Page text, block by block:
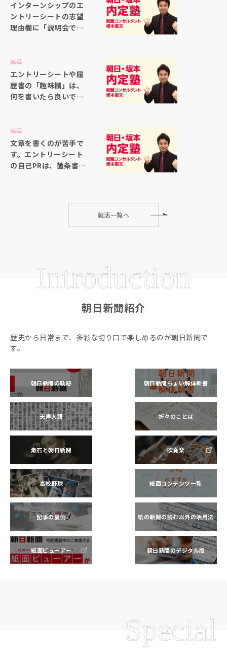
インターンシップのエ
ントリーシートの志望
理由欄に「説明会で聞
ても大丈夫ですか
就活
エントリーシートや履
歴書の「趣味欄」は、
何を書いたら良いでし
就活
文章を書くのが苦手で
す。エントリーシート
の自己PRは、箇条書き
就活一覧へ
Introduction
朝日新聞紹介
歴史から日常まで、多彩な切り口で楽しめるのが朝日新聞で
す。
朝日新聞の軌跡 朝日新聞ちょい解体新書
天声人語 折々のことば
漱石と朝日新聞 吹奏楽
高校野球 紙面コンテンツ一覧
記事の裏側 紙の新聞の読む以外の活用法
紙面ビューアー 朝日新聞のデジタル版
Special